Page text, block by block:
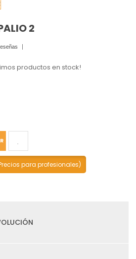
2
productos en stock!
para profesionales)